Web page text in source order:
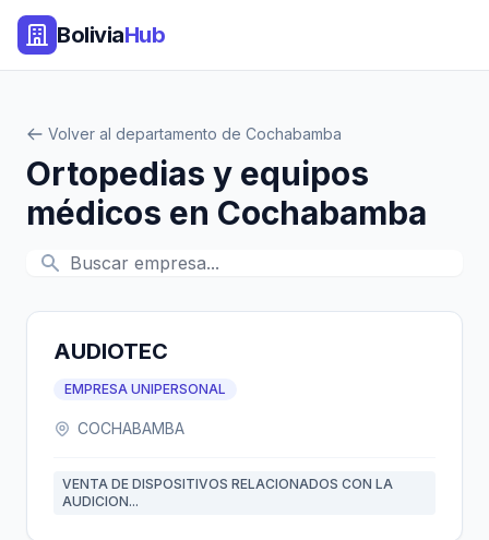
BoliviaHub
Volver al departamento de Cochabamba
Ortopedias y equipos
médicos en Cochabamba
AUDIOTEC
EMPRESA UNIPERSONAL
COCHABAMBA
VENTA DE DISPOSITIVOS RELACIONADOS CON LA
AUDICION...